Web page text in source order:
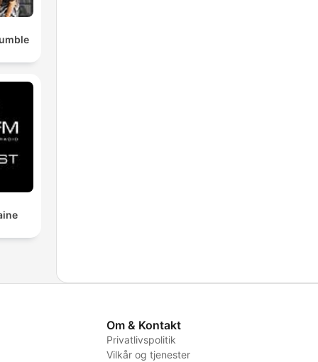
Om & Kontakt
Privatlivspolitik
Vilkår og tjenester